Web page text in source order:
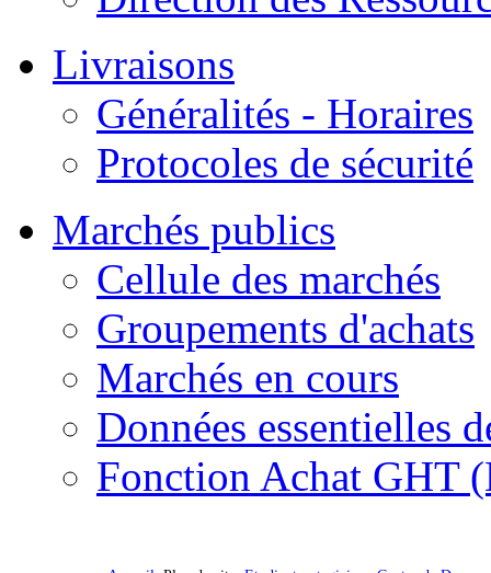
Livraisons
Généralités - Horaires
Protocoles de sécurité
Marchés publics
Cellule des marchés
Groupements d'achats
Marchés en cours
Données essentielles
Fonction Achat GHT